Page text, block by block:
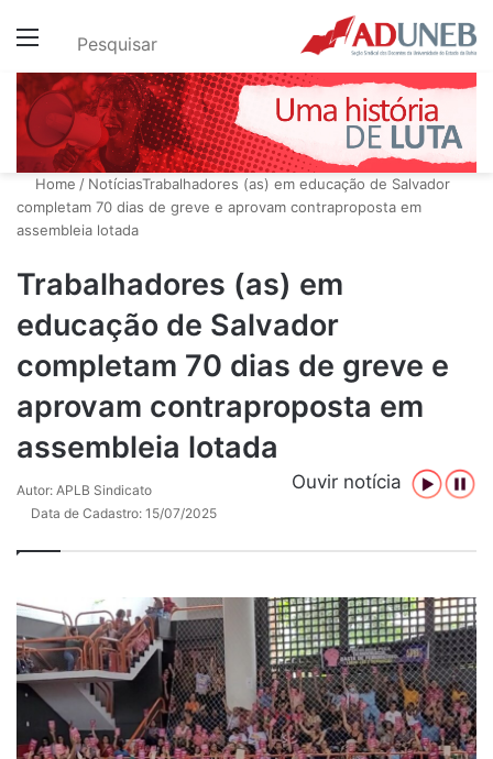
Menu Pesquisar
Home / NotíciasTrabalhadores (as) em educação de Salvador
completam 70 dias de greve e aprovam contraproposta em
assembleia lotada
Trabalhadores (as) em
educação de Salvador
completam 70 dias de greve e
aprovam contraproposta em
assembleia lotada
Ouvir notícia
Autor: APLB Sindicato
Data de Cadastro: 15/07/2025